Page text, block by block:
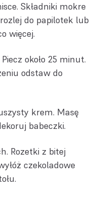
Składniki mokre
do papilotek lub
więcej.
około 25 minut.
odstaw do
krem. Masę
babeczki.
Rozetki z bitej
czekoladowe